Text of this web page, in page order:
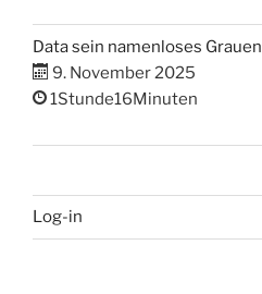
Data sein namenloses Grauen
9. November 2025
1Stunde16Minuten
Log-in